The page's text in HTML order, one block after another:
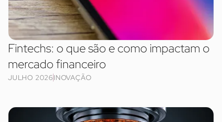
Fintechs: o que são e como impactam o
mercado financeiro
JULHO 2026INOVAÇÃO